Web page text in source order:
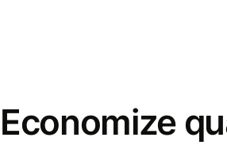
Economize